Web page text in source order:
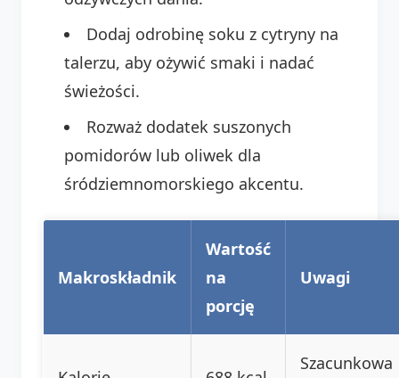
Dodaj odrobinę soku z cytryny na
talerzu, aby ożywić smaki i nadać
świeżości.
Rozważ dodatek suszonych
pomidorów lub oliwek dla
śródziemnomorskiego akcentu.
Makroskładnik
Wartość
na
porcję
Uwagi
Szacunkowa